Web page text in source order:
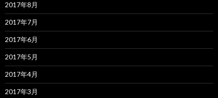
2017年8月
2017年7月
2017年6月
2017年5月
2017年4月
2017年3月